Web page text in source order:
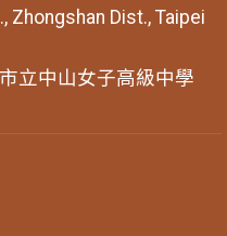
Zhongshan Dist., Taipei
立中山女子高級中學